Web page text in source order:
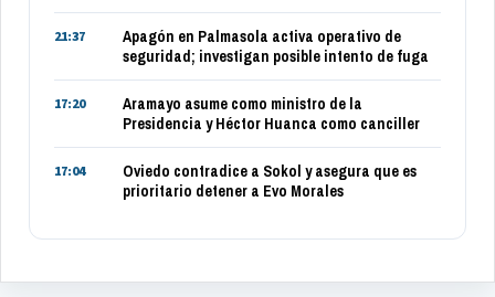
21:37
Apagón en Palmasola activa operativo de
seguridad; investigan posible intento de fuga
17:20
Aramayo asume como ministro de la
Presidencia y Héctor Huanca como canciller
17:04
Oviedo contradice a Sokol y asegura que es
prioritario detener a Evo Morales